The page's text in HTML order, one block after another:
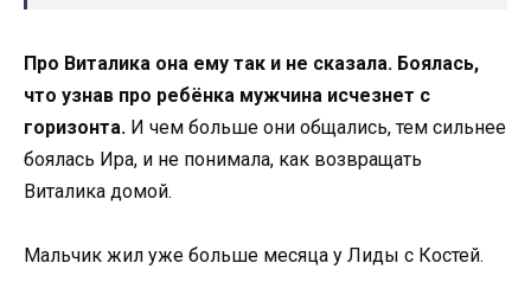
Про Виталика она ему так и не сказала. Боялась,
что узнав про ребёнка мужчина исчезнет с
горизонта. И чем больше они общались, тем сильнее
боялась Ира, и не понимала, как возвращать
Виталика домой.
Мальчик жил уже больше месяца у Лиды с Костей.